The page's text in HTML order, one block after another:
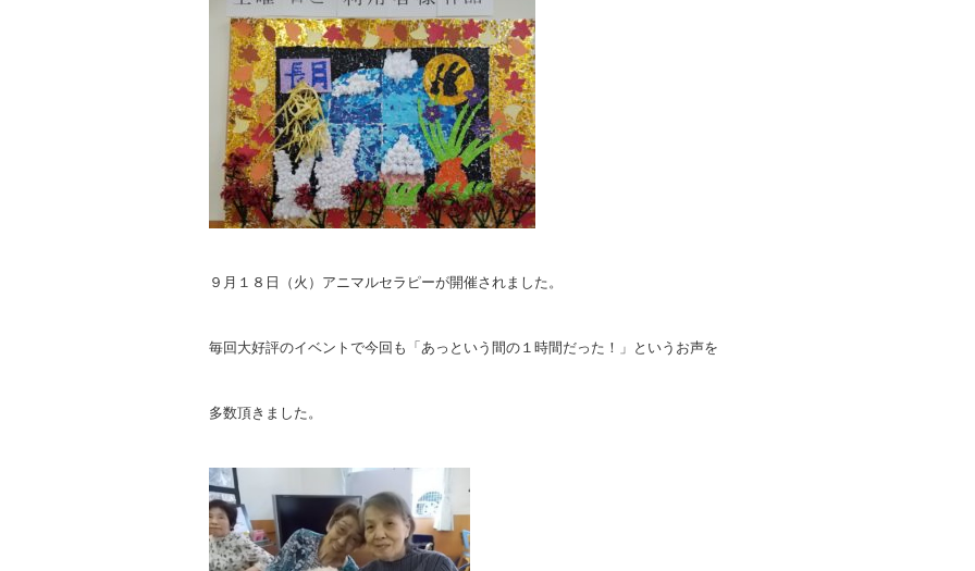
９月１８日（火）アニマルセラピーが開催されました。
毎回大好評のイベントで今回も「あっという間の１時間だった！」というお声を
多数頂きました。